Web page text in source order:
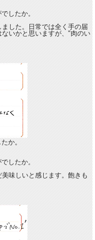
したか。
ました。日常では全く手の届
いかと思いますが、"肉のい
か。
したか。
味しいと感じます。飽きも